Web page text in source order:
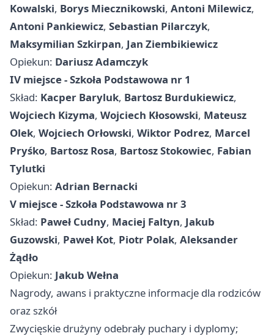
Kowalski, Borys Miecznikowski, Antoni Milewicz,
Antoni Pankiewicz, Sebastian Pilarczyk,
Maksymilian Szkirpan, Jan Ziembikiewicz
Opiekun: Dariusz Adamczyk
IV miejsce - Szkoła Podstawowa nr 1
Skład: Kacper Baryluk, Bartosz Burdukiewicz,
Wojciech Kizyma, Wojciech Kłosowski, Mateusz
Olek, Wojciech Orłowski, Wiktor Podrez, Marcel
Pryśko, Bartosz Rosa, Bartosz Stokowiec, Fabian
Tylutki
Opiekun: Adrian Bernacki
V miejsce - Szkoła Podstawowa nr 3
Skład: Paweł Cudny, Maciej Faltyn, Jakub
Guzowski, Paweł Kot, Piotr Polak, Aleksander
Żądło
Opiekun: Jakub Wełna
Nagrody, awans i praktyczne informacje dla rodziców
oraz szkół
Zwycięskie drużyny odebrały puchary i dyplomy;